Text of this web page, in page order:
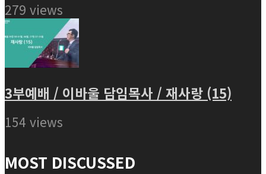
279 views
3부예배 / 이바울 담임목사 / 재사랑 (15)
154 views
MOST DISCUSSED